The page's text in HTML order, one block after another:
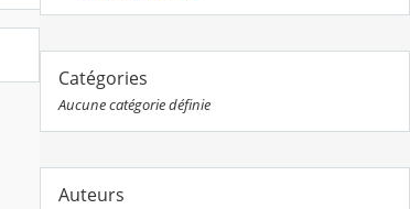
Catégories
Aucune catégorie définie
Auteurs